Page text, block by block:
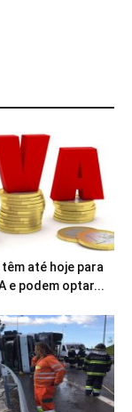
até hoje para
e podem optar...